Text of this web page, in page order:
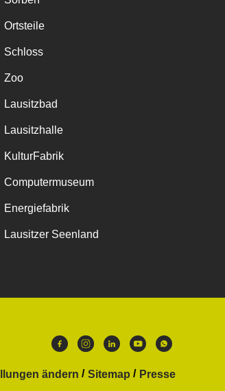
Ortsteile
Schloss
Zoo
Lausitzbad
Lausitzhalle
KulturFabrik
Computermuseum
Energiefabrik
Lausitzer Seenland
ändern Sitemap
Presse